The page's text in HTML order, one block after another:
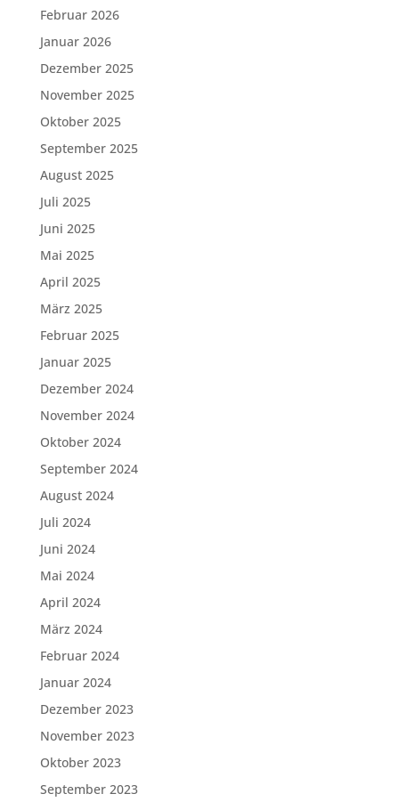
Februar 2026
Januar 2026
Dezember 2025
November 2025
Oktober 2025
September 2025
August 2025
Juli 2025
Juni 2025
Mai 2025
April 2025
März 2025
Februar 2025
Januar 2025
Dezember 2024
November 2024
Oktober 2024
September 2024
August 2024
Juli 2024
Juni 2024
Mai 2024
April 2024
März 2024
Februar 2024
Januar 2024
Dezember 2023
November 2023
Oktober 2023
September 2023